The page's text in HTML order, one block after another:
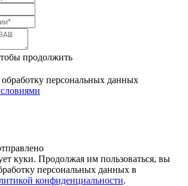
продолжить
персональных данных
куки. Продолжая им пользоваться, вы
персональных данных в
конфиденциальности.